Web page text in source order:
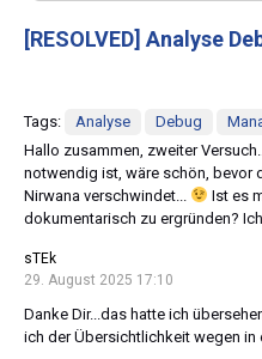
[RESOLVED] Analyse
Tags: Analyse Debug
Hallo zusammen, zweiter
notwendig ist, wäre schön, bevor
Nirwana verschwindet...
Ist es
dokumentarisch zu ergründen?
sTEk
29. August 2025 17:10
Danke Dir...das hatte ich
ich der Übersichtlichkeit wegen in